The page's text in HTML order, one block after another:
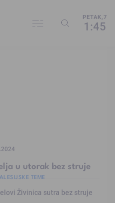
PETAK,7
1:45
u utorak bez struje
TEME
Živinica sutra bez struje